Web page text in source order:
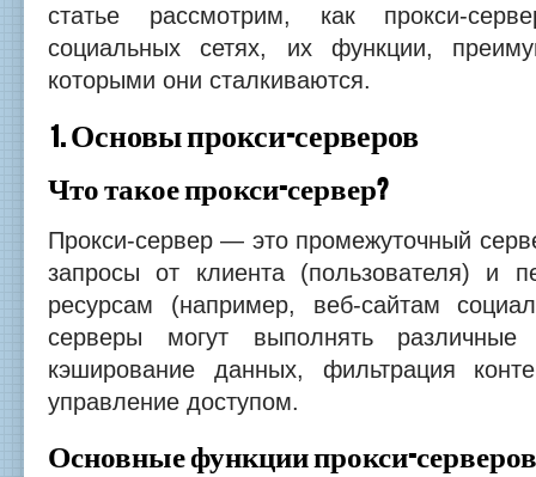
статье рассмотрим, как прокси-
социальных сетях, их функции,
которыми они сталкиваются.
1. Основы прокси-серверов
Что такое прокси-сервер?
Прокси-сервер — это промежуточный
запросы от клиента (пользователя) и
ресурсам (например, веб-сайтам
серверы могут выполнять
кэширование данных, фильтрация
управление доступом.
Основные функции прокси-серверов